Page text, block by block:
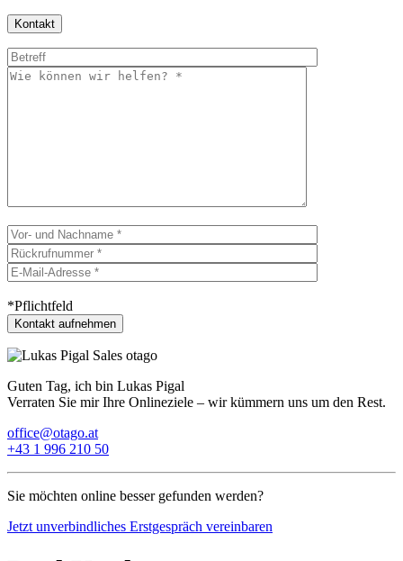
Kontakt
*Pflichtfeld
Guten Tag, ich bin Lukas Pigal
Verraten Sie mir Ihre Onlineziele – wir kümmern uns um den Rest.
office@otago.at
+43 1 996 210 50
Sie möchten online besser gefunden werden?
Jetzt unverbindliches Erstgespräch vereinbaren